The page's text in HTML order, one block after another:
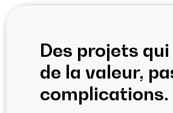
Des projets
de la valeur,
complications.